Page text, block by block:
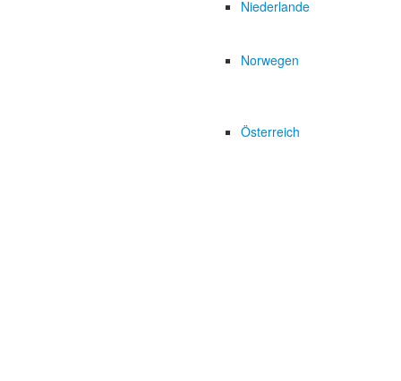
Niederlande
Norwegen
Österreich